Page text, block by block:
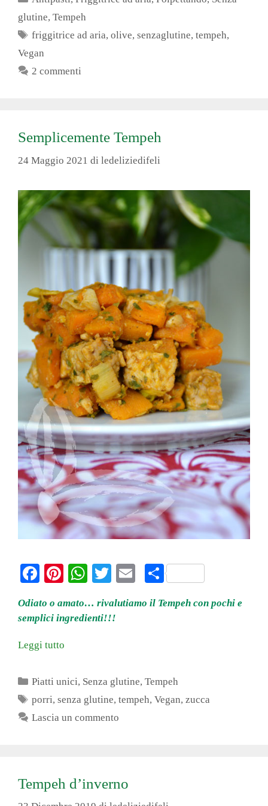
glutine, Tempeh
Tag
friggitrice ad aria,olive,senzaglutine,tempeh,
Vegan
2 commenti
Semplicemente Tempeh
24 Maggio 2021 di ledeliziedifeli
Fa
bo
Pi
er
es
t
W
ts
T
tte ail
C
di
Odiato o amato… rivalutiamo il Tempeh con pochi e
semplici ingredienti!!!
Leggi tutto
Categorie
Piatti unici, Senza glutine,Tempeh
Tag
porri,senza glutine,tempeh,Vegan,zucca
Lascia un commento
Tempeh d’inverno